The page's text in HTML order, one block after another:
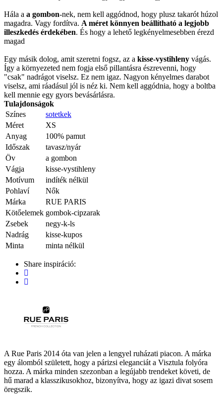
Hála a a gombon-nek, nem kell aggódnod, hogy plusz takarót húzol
magadra. Vagy fordítva. A méret könnyen beállítható a legjobb
illeszkedés érdekében. És hogy a lehető legkényelmesebben érezd
magad
Egy másik dolog, amit szeretni fogsz, az a kisse-vystihleny vágás.
Így a környezeted nem fogja első pillantásra észrevenni, hogy
"csak" nadrágot viselsz. Ez nem igaz. Nagyon kényelmes darabot
viselsz, ami ráadásul jól is néz ki. Nem kell aggódnia, hogy a boltba
kell mennie egy gyors bevásárlásra.
Tulajdonságok
Színes
sotetkek
Méret
XS
Anyag
100% pamut
Időszak
tavasz/nyár
Öv
a gombon
Vágja
kisse-vystihleny
Motívum
indíték nélkül
Pohlaví
Nők
Márka
RUE PARIS
Kötőelemek gombok-cipzarak
Zsebek
negy-k-ls
Nadrág
kisse-kupos
Minta
minta nélkül
Share inspiráció:
A Rue Paris 2014 óta van jelen a lengyel ruházati piacon. A márka
egy álomból született, hogy a párizsi eleganciát a Visztula folyóra
hozza. A márka minden szezonban a legújabb trendeket követi, de
hű marad a klasszikusokhoz, bizonyítva, hogy az igazi divat sosem
öregszik.